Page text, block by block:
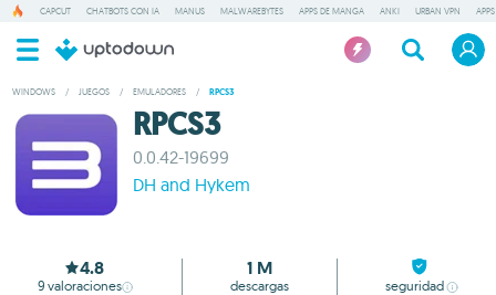
CAPCUT CHATBOTS CON IA MANUS MALWAREBYTES APPS DE MANGA ANKI URBAN VPN
WINDOWS / JUEGOS / EMULADORES / RPCS3
RPCS3
0.0.42-19699
DH and Hykem
4.8
9 valoraciones
1 M
descargas seguridad